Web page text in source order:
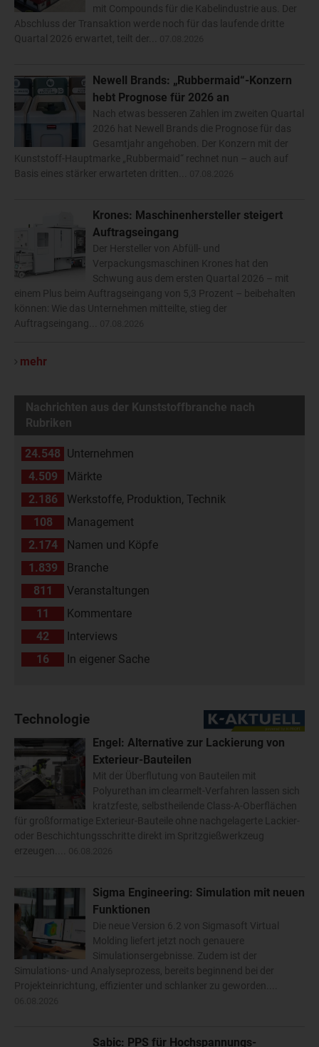
mit Compounds für die Kabelindustrie aus. Der
Abschluss der Transaktion werde noch für das laufende dritte
Quartal 2026 erwartet, teilt der...
Newell Brands: „Rubbermaid“-Konzern
hebt Prognose für 2026 an
Nach etwas besseren Zahlen im zweiten Quartal
2026 hat Newell Brands die Prognose für das
Gesamtjahr angehoben. Der Konzern mit der
Kunststoff-Hauptmarke „Rubbermaid“ rechnet nun – auch auf
Basis eines stärker erwarteten dritten...
Krones: Maschinenhersteller steigert
Auftragseingang
Der Hersteller von Abfüll- und
Verpackungsmaschinen Krones hat den
Schwung aus dem ersten Quartal 2026 – mit
einem Plus beim Auftragseingang von 5,3 Prozent – beibehalten
können: Wie das Unternehmen mitteilte, stieg der
Auftragseingang...
mehr
Nachrichten aus der Kunststoffbranche nach
Rubriken
24.548 Unternehmen
4.509
Märkte
2.186
Werkstoffe, Produktion, Technik
108
Management
2.174
Namen und Köpfe
1.839
Branche
811
Veranstaltungen
11
Kommentare
42
Interviews
16
In eigener Sache
Technologie
Engel: Alternative zur Lackierung von
Exterieur-Bauteilen
Mit der Überflutung von Bauteilen mit
Polyurethan im clearmelt-Verfahren lassen sich
kratzfeste, selbstheilende Class-A-Oberflächen
für großformatige Exterieur-Bauteile ohne nachgelagerte Lackier-
oder Beschichtungsschritte direkt im Spritzgießwerkzeug
erzeugen....
Sigma Engineering: Simulation mit neuen
Funktionen
Die neue Version 6.2 von Sigmasoft Virtual
Molding liefert jetzt noch genauere
Simulationsergebnisse. Zudem ist der
Simulations- und Analyseprozess, bereits beginnend bei der
Projekteinrichtung, effizienter und schlanker zu geworden....
Sabic: PPS für Hochspannungs-